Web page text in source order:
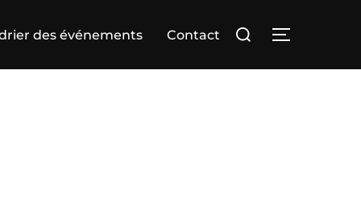
des événements Contact
Rechercher :